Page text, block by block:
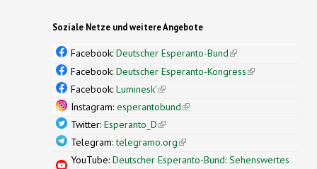
Soziale Netze und weitere Angebote
Facebook: Deutscher Esperanto-Bund(link is
external)
Facebook: Deutscher Esperanto-Kongress(link is
Facebook: Luminesk'(link is external)
Instagram: esperantobund(link is external)
Twitter: Esperanto_D(link is external)
Telegram:telegramo.org(link is external)
YouTube: Deutscher Esperanto-Bund: Sehenswertes